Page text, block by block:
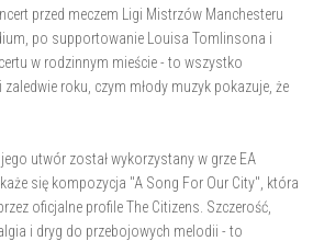
przed meczem Ligi Mistrzów Manchesteru
po supportowanie Louisa Tomlinsona i
w rodzinnym mieście - to wszystko
roku, czym młody muzyk pokazuje, że
utwór został wykorzystany w grze EA
się kompozycja "A Song For Our City", która
oficjalne profile The Citizens. Szczerość,
i dryg do przebojowych melodii - to